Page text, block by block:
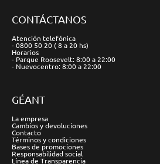
CONTÁCTANOS
Atención telefónica
- 0800 50 20 ( 8 a 20 hs)
Horarios
- Parque Roosevelt: 8:00 a 22:00
- Nuevocentro: 8:00 a 22:00
GÉANT
La empresa
Cambios y devoluciones
Contacto
Términos y condiciones
Bases de promociones
Responsabilidad social
Línea de Transparencia